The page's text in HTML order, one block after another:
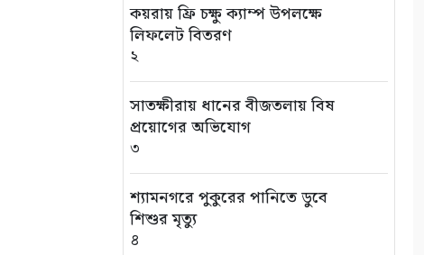
কয়রায় ফ্রি চক্ষু ক্যাম্প উপলক্ষে
লিফলেট বিতরণ
২
সাতক্ষীরায় ধানের বীজতলায় বিষ
প্রয়োগের অভিযোগ
৩
শ্যামনগরে পুকুরের পানিতে ডুবে
শিশুর মৃত্যু
৪